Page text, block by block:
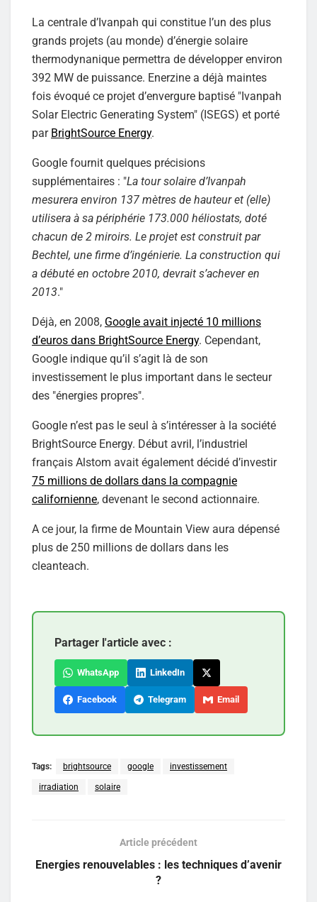
La centrale d’Ivanpah qui constitue l’un des plus
grands projets (au monde) d’énergie solaire
thermodynanique permettra de développer environ
392 MW de puissance. Enerzine a déjà maintes
fois évoqué ce projet d’envergure baptisé "Ivanpah
Solar Electric Generating System" (ISEGS) et porté
par BrightSource Energy.
Google fournit quelques précisions
supplémentaires : "La tour solaire d’Ivanpah
mesurera environ 137 mètres de hauteur et (elle)
utilisera à sa périphérie 173.000 héliostats, doté
chacun de 2 miroirs. Le projet est construit par
Bechtel, une firme d’ingénierie. La construction qui
a débuté en octobre 2010, devrait s’achever en
2013."
Déjà, en 2008, Google avait injecté 10 millions
d’euros dans BrightSource Energy. Cependant,
Google indique qu’il s’agit là de son
investissement le plus important dans le secteur
des "énergies propres".
Google n’est pas le seul à s’intéresser à la société
BrightSource Energy. Début avril, l’industriel
français Alstom avait également décidé d’investir
75 millions de dollars dans la compagnie
californienne, devenant le second actionnaire.
A ce jour, la firme de Mountain View aura dépensé
plus de 250 millions de dollars dans les
cleanteach.
Partager l'article avec :
WhatsApp LinkedIn
Facebook Telegram Email
Tags: brightsource google investissement
irradiation solaire
Article précédent
Energies renouvelables : les techniques d’avenir
?